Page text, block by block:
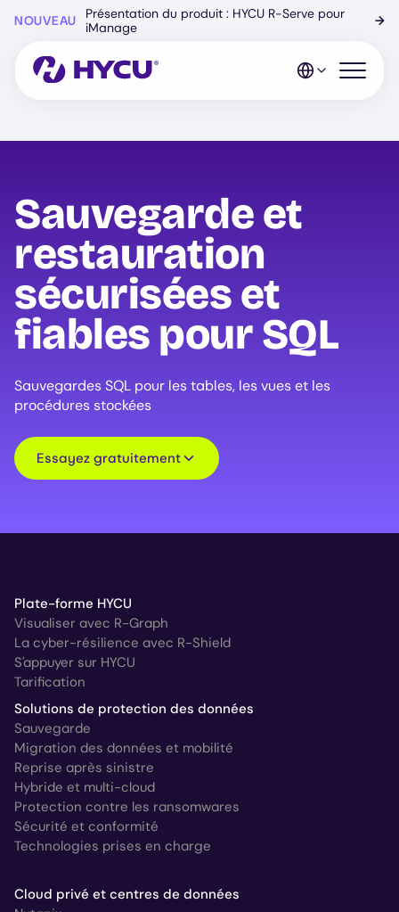
content
NOUVEAU
Présentation du produit : HYCU R-Serve pour
iManage
→
Open
Sauvegarde et
restauration
sécurisées et
fiables pour SQL
Sauvegardes SQL pour les tables, les vues et les
procédures stockées
Essayez gratuitement
Plate-forme HYCU
Visualiser avec R-Graph
La cyber-résilience avec R-Shield
S'appuyer sur HYCU
Tarification
Solutions de protection des données
Sauvegarde
Migration des données et mobilité
Reprise après sinistre
Hybride et multi-cloud
Protection contre les ransomwares
Sécurité et conformité
Technologies prises en charge
Cloud privé et centres de données